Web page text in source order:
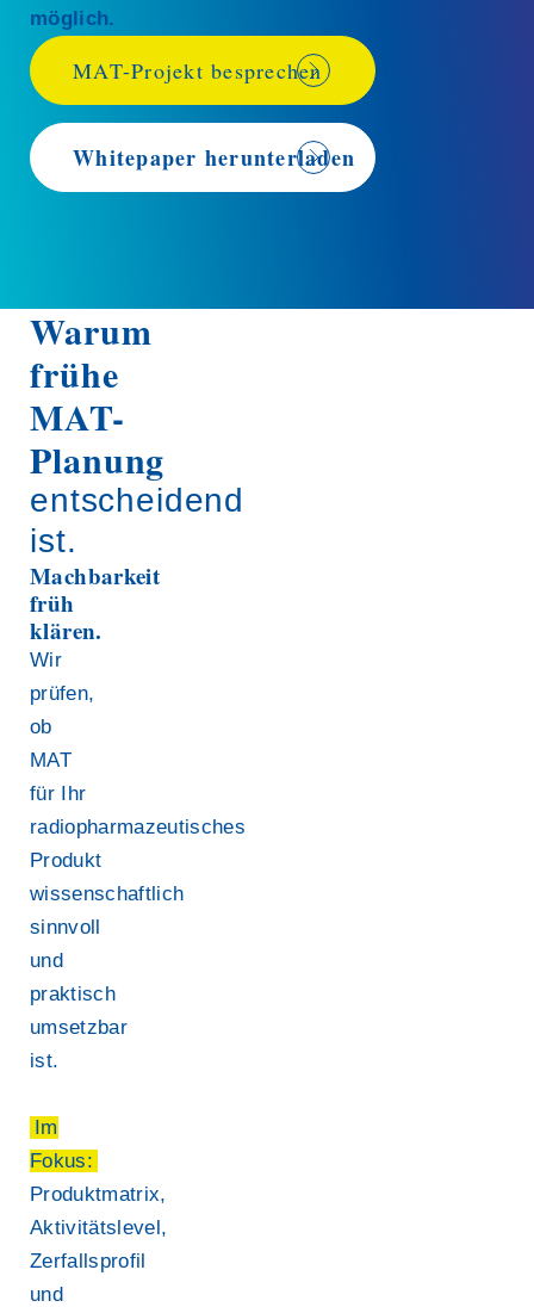
möglich.
MAT-Projekt besprechen
Whitepaper herunterladen
Warum
frühe
MAT-
Planung
entscheidend
ist.
Machbarkeit
früh
klären.
Wir
prüfen,
ob
MAT
für Ihr
radiopharmazeutisches
Produkt
wissenschaftlich
sinnvoll
und
praktisch
umsetzbar
ist.
Im
Fokus:
Produktmatrix,
Aktivitätslevel,
Zerfallsprofil
und